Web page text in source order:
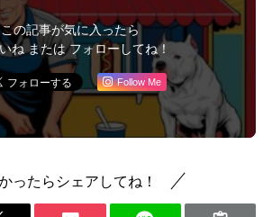
この記事が気に入ったら
ね または フォローしてね！
Follow Me
ったらシェアしてね！